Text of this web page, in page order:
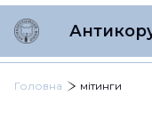
Головна мітинги